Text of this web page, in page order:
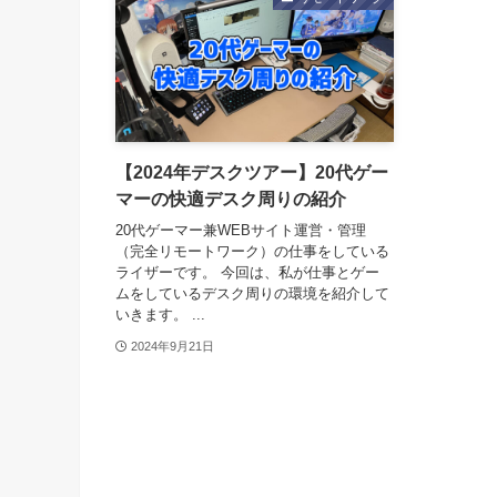
【2024年デスクツアー】20代ゲー
マーの快適デスク周りの紹介
20代ゲーマー兼WEBサイト運営・管理
（完全リモートワーク）の仕事をしている
ライザーです。 今回は、私が仕事とゲー
ムをしているデスク周りの環境を紹介して
いきます。 ...
2024年9月21日